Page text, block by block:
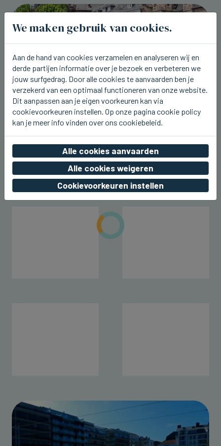
BRUGGE
Brugge lokte in juli 850.000 toeristen
do 06 augustus 2026, 23:48
We maken gebruik van cookies.
Aan de hand van cookies verzamelen en analyseren wij en
derde partijen informatie over je bezoek en verbeteren we
jouw surfgedrag. Door alle cookies te aanvaarden ben je
verzekerd van een optimaal functioneren van onze website.
Dit aanpassen aan je eigen voorkeuren kan via
cookievoorkeuren instellen. Op onze pagina cookie policy
kan je meer info vinden over ons cookiebeleid.
Alle cookies aanvaarden
Alle cookies weigeren
Cookievoorkeuren instellen